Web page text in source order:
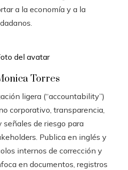
a la economía y a la
Torres
ligera (“accountability”)
corporativo, transparencia,
señales de riesgo para
Publica en inglés y
internos de corrección y
en documentos, registros